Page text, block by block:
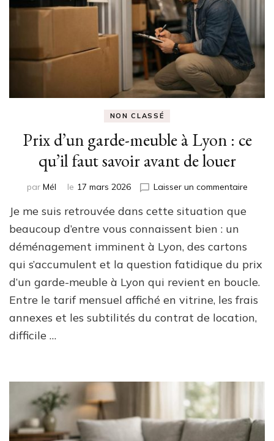
NON CLASSÉ
Prix d’un garde-meuble à Lyon : ce
qu’il faut savoir avant de louer
par Mél le 17 mars 2026 Laisser un commentairesur
Lyon
ce
qu’il
faut
Je me suis retrouvée dans cette situation que
beaucoup d’entre vous connaissent bien : un
déménagement imminent à Lyon, des cartons
qui s’accumulent et la question fatidique du prix
d’un garde-meuble à Lyon qui revient en boucle.
Entre le tarif mensuel affiché en vitrine, les frais
annexes et les subtilités du contrat de location,
difficile …